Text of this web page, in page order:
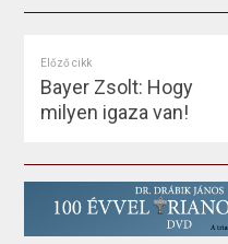
Előző cikk
Bayer Zsolt: Hogy
milyen igaza van!